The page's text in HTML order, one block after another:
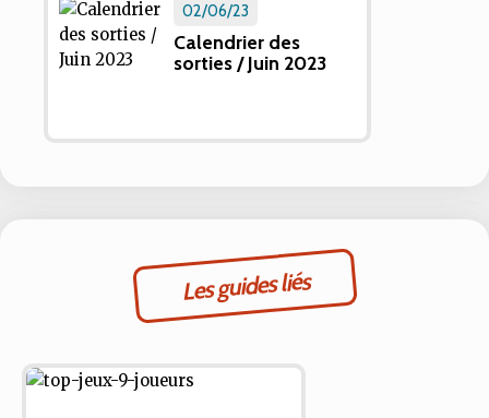
02/06/23
Calendrier des
sorties / Juin 2023
Les guides liés